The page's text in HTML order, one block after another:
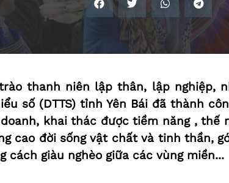
thanh niên lập thân, lập nghiệp,
số (DTTS) tỉnh Yên Bái đã thành
khai thác được tiềm năng , thế
cao đời sống vật chất và tinh thần,
cách giàu nghèo giữa các vùng miền...